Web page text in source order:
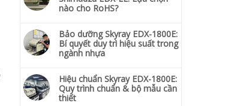
nào cho RoHS?
Bảo dưỡng Skyray EDX-1800E:
Bí quyết duy trì hiệu suất trong
ngành nhựa
Hiệu chuẩn Skyray EDX-1800E:
Quy trình chuẩn & bộ mẫu cần
thiết